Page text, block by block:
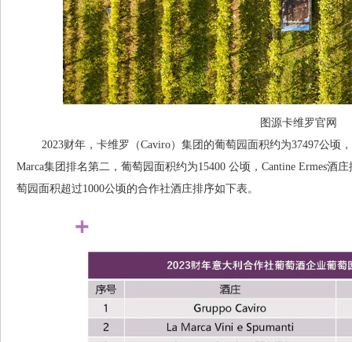
图源卡维罗官网
2023财年，卡维罗（Caviro）集团的葡萄园面积约为37497公顷
Marca集团排名第二，葡萄园面积约为15400 公顷，Cantine Ermes酒
萄园面积超过1000公顷的合作社酒庄排序如下表。